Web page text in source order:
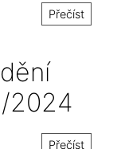
Přečíst
2024
Přečíst